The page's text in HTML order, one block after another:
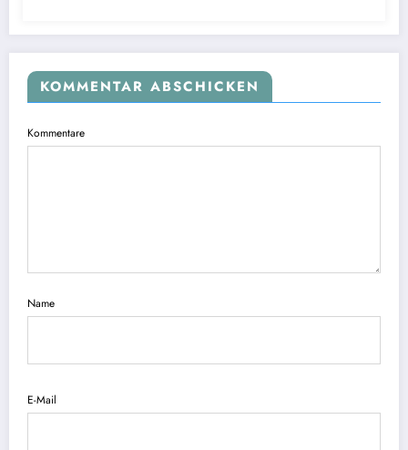
KOMMENTAR ABSCHICKEN
Kommentare
Name
E-Mail